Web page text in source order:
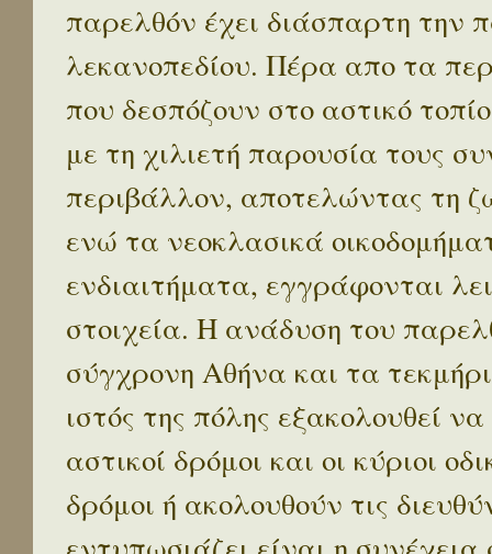
παρελθόν έχει διάσπαρτη την
λεκανοπεδίου. Πέρα απο τα
που δεσπόζουν στο αστικό
με τη χιλιετή παρουσία τους
περιβάλλον, αποτελώντας τη
ενώ τα νεοκλασικά
ενδιαιτήματα, εγγράφονται
στοιχεία. Η ανάδυση του
σύγχρονη Αθήνα και τα
ιστός της πόλης εξακολουθεί
αστικοί δρόμοι και οι κύριοι
δρόμοι ή ακολουθούν τις